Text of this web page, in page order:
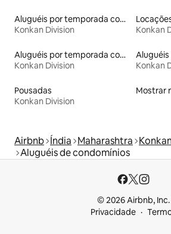
Aluguéis por temporada com caiaque
Konkan Division
Konkan
Aluguéis por temporada com café da manhã
Konkan Division
Konkan
Pousadas
Konkan Division
Mostrar
Airbnb Índia Maharashtra
Aluguéis de condomínios
© 2026 Airbnb, Inc.
Privacidade